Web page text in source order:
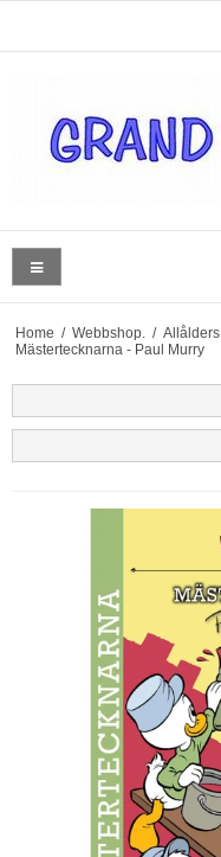
Home / Webbshop. / Allålders
Mästertecknarna - Paul Murry